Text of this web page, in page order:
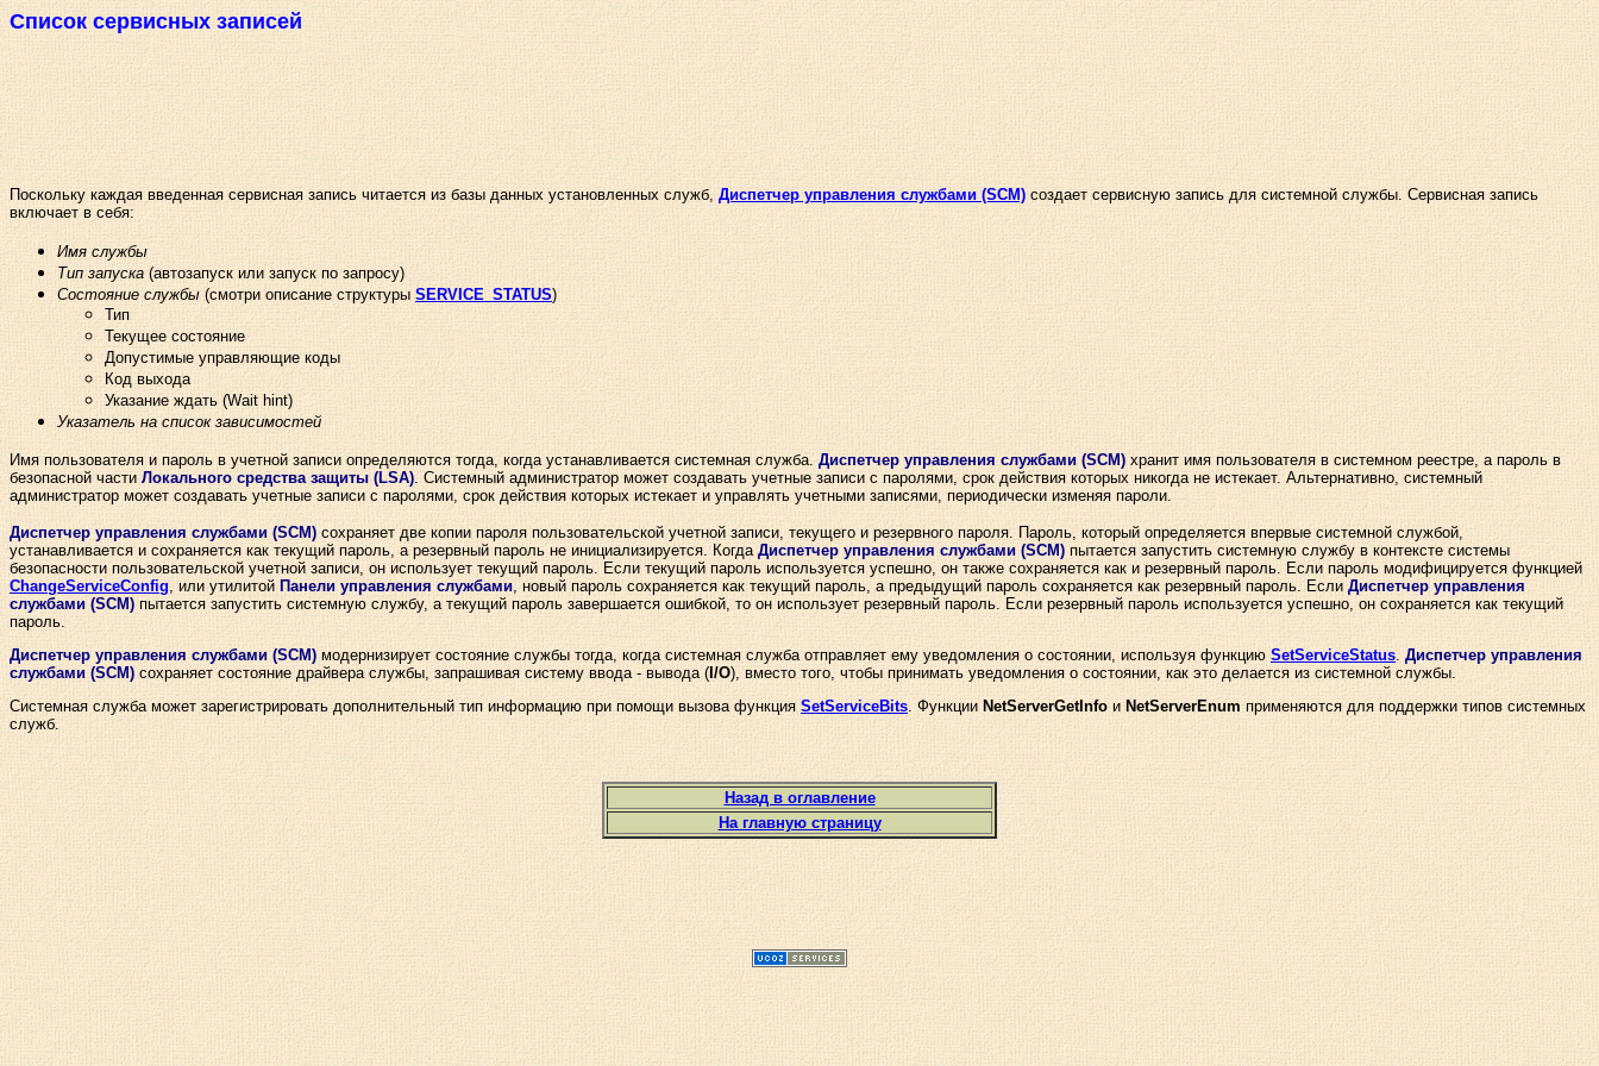
Список сервисных записей
Поскольку каждая введенная сервисная запись читается из базы данных установленных служб,Диспетчер управления службами (SCM)создает сервисную запись для системной службы. Сервисная запись
включает в себя:
Имя службы
Тип запуска (автозапуск или запуск по запросу)
Состояние службы (смотри описание структурыSERVICE_STATUS)
Тип
Текущее состояние
Допустимые управляющие коды
Код выхода
Указание ждать (Wait hint)
Указатель на список зависимостей
Имя пользователя и пароль в учетной записи определяются тогда, когда устанавливается системная служба.Диспетчер управления службами (SCM)хранит имя пользователя в системном реестре, а пароль в
безопасной частиЛокального средства защиты (LSA). Системный администратор может создавать учетные записи с паролями, срок действия которых никогда не истекает. Альтернативно, системный
администратор может создавать учетные записи с паролями, срок действия которых истекает и управлять учетными записями, периодически изменяя пароли.
Диспетчер управления службами (SCM)сохраняет две копии пароля пользовательской учетной записи, текущего и резервного пароля. Пароль, который определяется впервые системной службой,
устанавливается и сохраняется как текущий пароль, а резервный пароль не инициализируется. Когда Диспетчер управления службами (SCM) пытается запустить системную службу в контексте системы
безопасности пользовательской учетной записи, он использует текущий пароль. Если текущий пароль используется успешно, он также сохраняется как и резервный пароль. Если пароль модифицируется функцией
ChangeServiceConfig, или утилитой Панели управления службами, новый пароль сохраняется как текущий пароль, а предыдущий пароль сохраняется как резервный пароль. ЕслиДиспетчер управления
службами (SCM) пытается запустить системную службу, а текущий пароль завершается ошибкой, то он использует резервный пароль. Если резервный пароль используется успешно, он сохраняется как текущий
пароль.
Диспетчер управления службами (SCM)модернизирует состояние службы тогда, когда системная служба отправляет ему уведомления о состоянии, используя функцию SetServiceStatus. Диспетчер управления
службами (SCM)сохраняет состояние драйвера службы, запрашивая систему ввода - вывода ( I/O), вместо того, чтобы принимать уведомления о состоянии, как это делается из системной службы.
Системная служба может зарегистрировать дополнительный тип информацию при помощи вызова функция SetServiceBits. Функции NetServerGetInfo и NetServerEnum применяются для поддержки типов системных
служб.
Назад в оглавление
На главную страницу